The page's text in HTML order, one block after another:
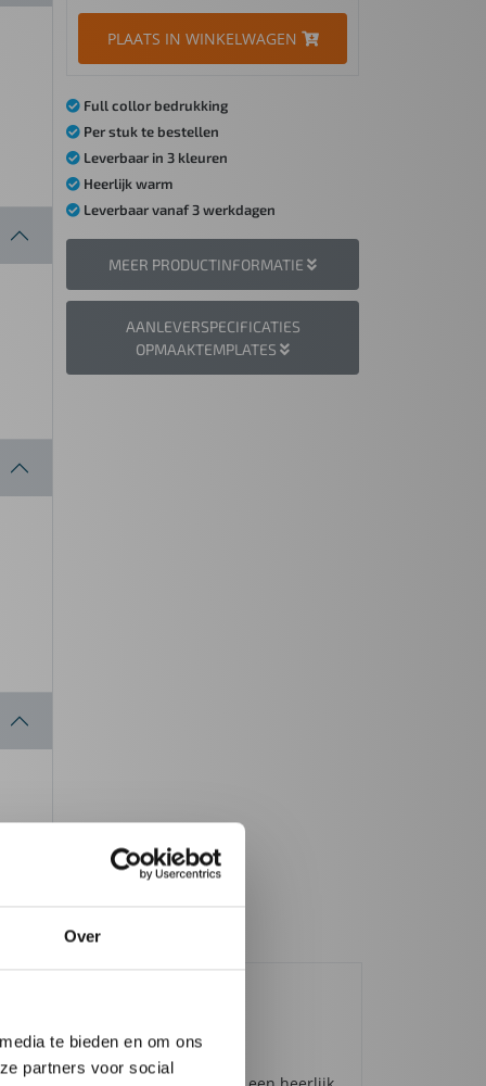
Over
te bieden en om ons
partners voor social
PLAATS IN WINKELWAGEN
Full collor bedrukking
Per stuk te bestellen
Leverbaar in 3 kleuren
Heerlijk warm
Leverbaar vanaf 3 werkdagen
MEER PRODUCTINFORMATIE
AANLEVERSPECIFICATIES
OPMAAKTEMPLATES